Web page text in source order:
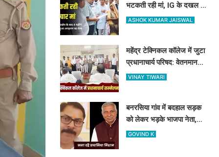
भटकती रही मां, IG के दखल के
बाद नौगढ़ पुलिस ने दर्ज किया
ASHOK KUMAR JAISWAL
महेंद्र टेक्निकल कॉलेज में जुटा
प्रधानाचार्य परिषद: वेतनमान
और विनियमितीकरण को लेकर
VINAY TIWARI
बनरसिया गांव में बदहाल सड़क
को लेकर भड़के भाजपा नेता,
अपनी ही पार्टी के चकिया
GOVIND K